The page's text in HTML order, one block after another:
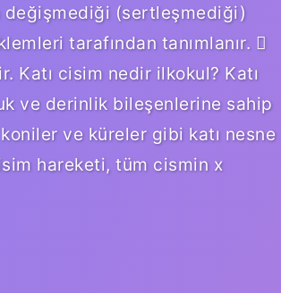
değişmediği (sertleşmediği)
tarafından tanımlanır. 
Katı cisim nedir ilkokul? Katı
ve derinlik bileşenlerine sahip
ve küreler gibi katı nesne
hareketi, tüm cismin x